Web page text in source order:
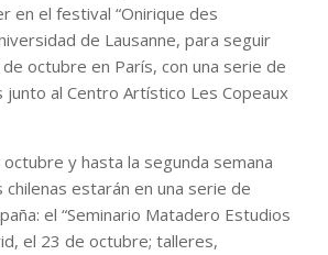
en el festival “Onirique des
de Lausanne, para seguir
octubre en París, con una serie de
al Centro Artístico Les Copeaux
y hasta la segunda semana
estarán en una serie de
el “Seminario Matadero Estudios
el 23 de octubre; talleres,